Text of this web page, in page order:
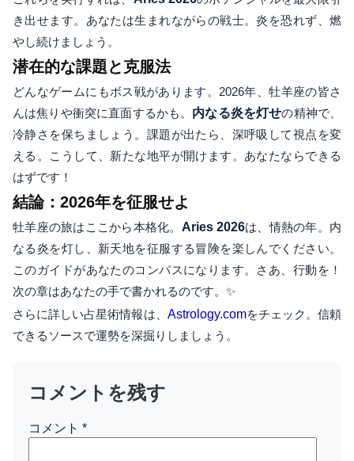
き出せます。あなたは生まれながらの戦士。炎を恐れず、燃
やし続けましょう。
潜在的な課題と克服法
どんなゲームにもボス戦があります。2026年、牡羊座の皆さ
んは焦りや衝突に直面するかも。 内なる炎を灯せの精神で、
冷静さを保ちましょう。課題が出たら、深呼吸して視点を変
える。こうして、新たな地平が開けます。あなたならできる
はずです！
結論：2026年を征服せよ
牡羊座の旅はここから本格化。 Aries 2026は、情熱の年。内
なる炎を灯し、新天地を征服する冒険を楽しんでください。
このガイドがあなたのコンパスになります。さあ、行動を！
次の章はあなたの手で書かれるのです。✨
さらに詳しい占星術情報は、 Astrology.comをチェック。信頼
できるソースで運勢を深掘りしましょう。
コメントを残す
コメント *